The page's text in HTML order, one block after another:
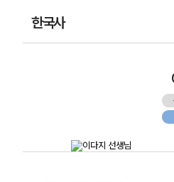
한국사